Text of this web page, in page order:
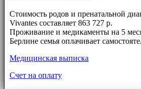
Стоимость родов и пренатальной
Vivantes составляет 863 727 р.
Проживание и медикаменты на 5
Берлине семья оплачивает
Медицинская выписка
Счет на оплату